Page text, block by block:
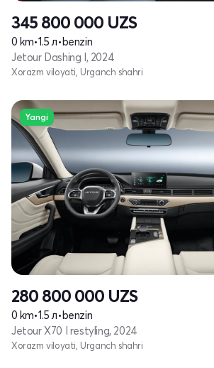
345 800 000 UZS
0 km•1.5 л•benzin
Jetour Dashing I, 2024
Xorazm viloyati, Urganch shahri
Yangi
280 800 000 UZS
0 km•1.5 л•benzin
Jetour X70 I restyling, 2024
Xorazm viloyati, Urganch shahri